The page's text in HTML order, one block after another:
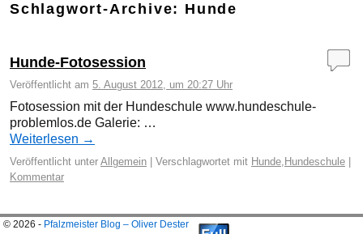
Schlagwort-Archive: Hunde
Hunde-Fotosession
Veröffentlicht am 5. August 2012, um 20:27 Uhr
Fotosession mit der Hundeschule www.hundeschule-
problemlos.de Galerie: …
Weiterlesen →
Veröffentlicht unter Allgemein Verschlagwortet mit Hunde Hundeschule
Kommentar
© 2026 - Pfalzmeister Blog – Oliver Dester